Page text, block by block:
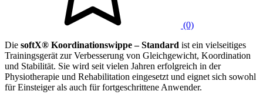
(0)
Die softX® Koordinationswippe – Standard ist ein vielseitiges
Trainingsgerät zur Verbesserung von Gleichgewicht, Koordination
und Stabilität. Sie wird seit vielen Jahren erfolgreich in der
Physiotherapie und Rehabilitation eingesetzt und eignet sich sowohl
für Einsteiger als auch für fortgeschrittene Anwender.